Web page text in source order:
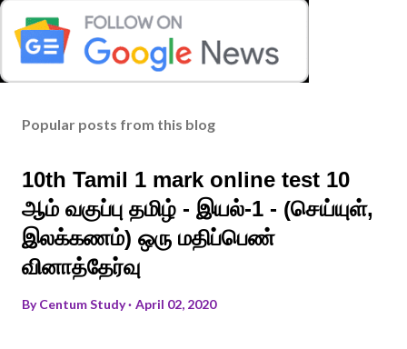
Popular posts from this blog
10th Tamil 1 mark online test 10
ஆம் வகுப்பு தமிழ் - இயல்-1 - (செய்யுள்,
இலக்கணம்) ஒரு மதிப்பெண்
வினாத்தேர்வு
ByCentum Study April 02, 2020